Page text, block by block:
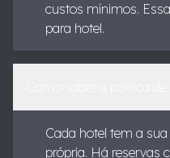
custos mínimos.
para hotel.
Cada hotel tem a
própria. Há reservas